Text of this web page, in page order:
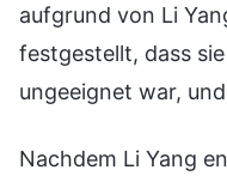
aufgrund von Li
festgestellt, dass
ungeeignet war,
Nachdem Li Yang